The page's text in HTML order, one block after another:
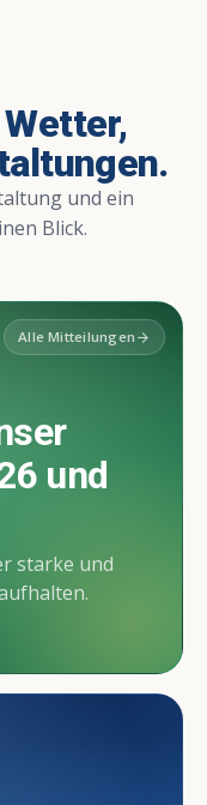
und ein
Blick.
Alle Mitteilungen arrow_forward
und
starke und